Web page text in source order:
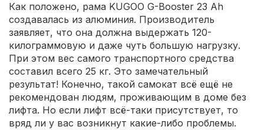
Как положено, рама KUGOO G-Booster 23 Ah
создавалась из алюминия. Производитель
заявляет, что она должна выдержать 120-
килограммовую и даже чуть большую нагрузку.
При этом вес самого транспортного средства
составил всего 25 кг. Это замечательный
результат! Конечно, такой самокат всё ещё не
рекомендован людям, проживающим в доме без
лифта. Но если лифт всё-таки присутствует, то
вряд ли у вас возникнут какие-либо проблемы.